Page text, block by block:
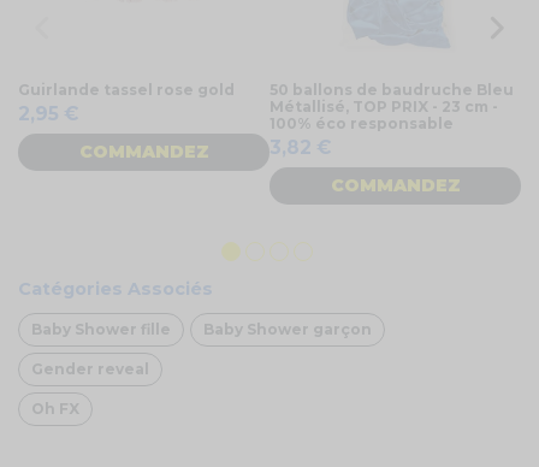
Guirlande tassel rose gold
2,95 €
COMMANDEZ
50 ballons de baudruche Bleu
Métallisé, TOP PRIX - 23 cm -
100% éco responsable
3,82 €
COMMANDEZ
Catégories Associés
Baby Shower fille Baby Shower garçon
Gender reveal
Oh FX